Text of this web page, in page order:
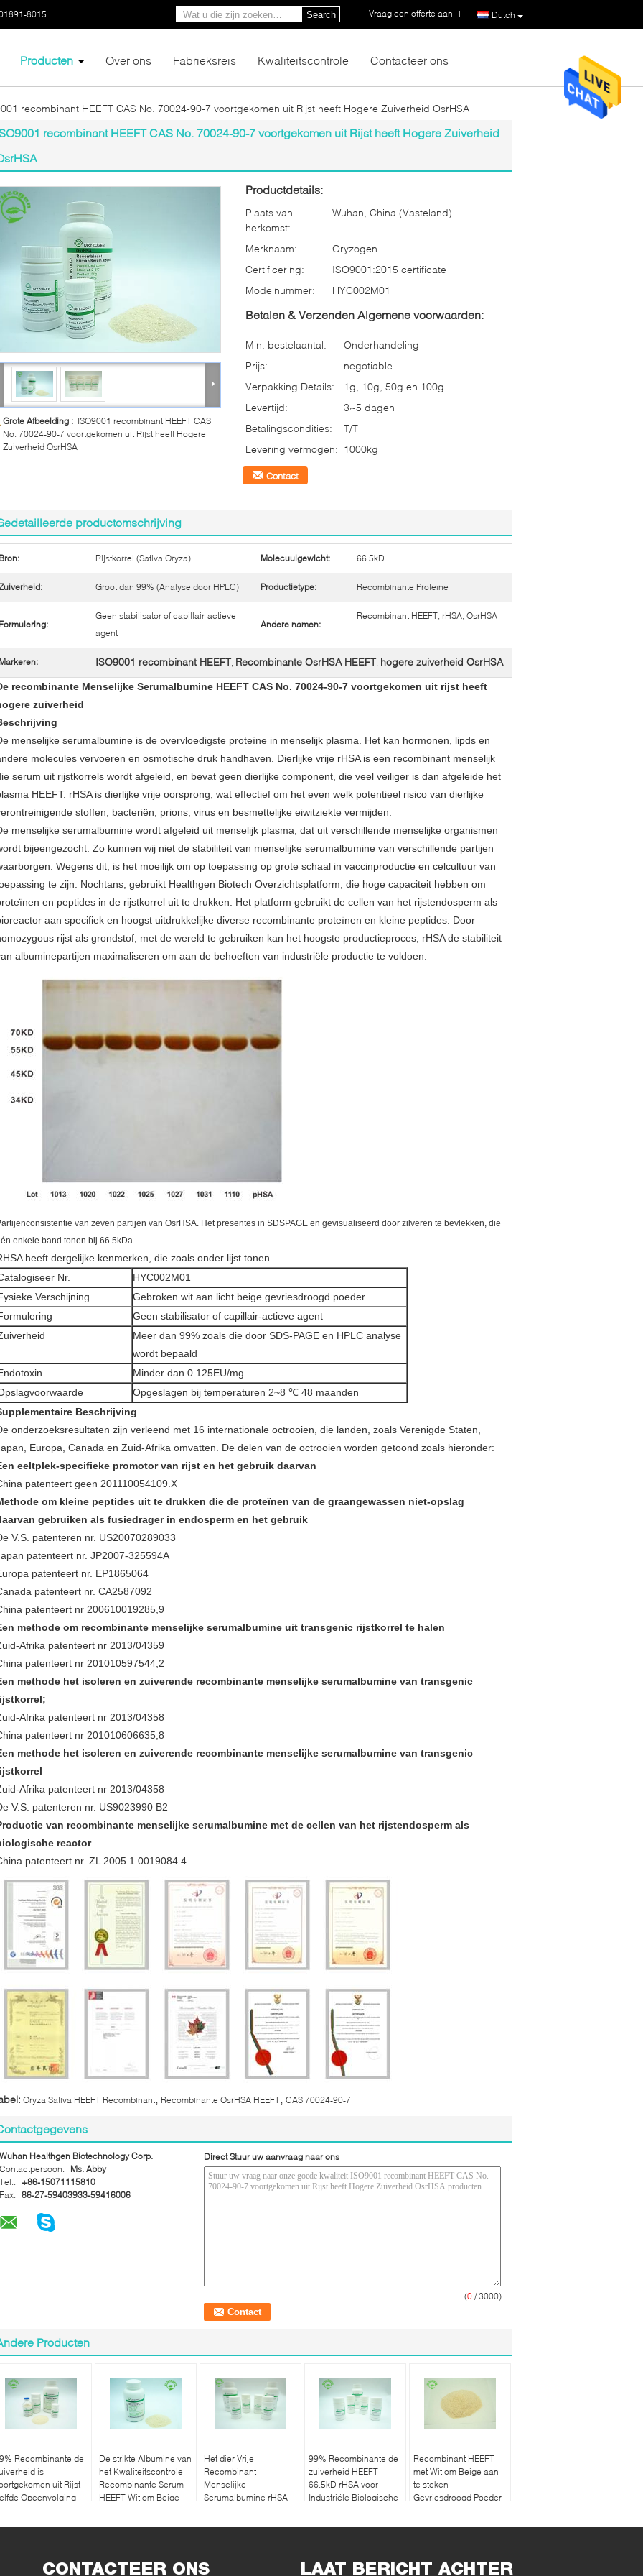
8015 Dutch
Vraag een offerte aan |
Search
Producten Over ons Fabrieksreis Kwaliteitscontrole Contacteer ons
recombinant HEEFT CAS No. 70024-90-7 voortgekomen uit Rijst heeft Hogere Zuiverheid OsrHSA
recombinant HEEFT CAS No. 70024-90-7 voortgekomen uit Rijst heeft Hogere Zuiverheid
Grote Afbeelding : ISO9001 recombinant HEEFT CAS
No. 70024-90-7 voortgekomen uit Rijst heeft Hogere
Zuiverheid OsrHSA
Productdetails:
Plaats van
herkomst:
Wuhan, China (Vasteland)
Merknaam:
Oryzogen
Certificering:
ISO9001:2015 certificate
Modelnummer:
HYC002M01
Betalen & Verzenden Algemene voorwaarden:
Min. bestelaantal:
Onderhandeling
Prijs:
negotiable
Verpakking Details:
1g, 10g, 50g en 100g
Levertijd:
3~5 dagen
Betalingscondities:
T/T
Levering vermogen: 1000kg
Contact
productomschrijving
Rijstkorrel (Sativa Oryza) Molecuulgewicht: 66.5kD
Groot dan 99% (Analyse door HPLC) Productietype: Recombinante Proteïne
Geen stabilisator of capillair-actieve
agent
Andere namen:
Recombinant HEEFT, rHSA, OsrHSA
ISO9001 recombinant HEEFT, Recombinante OsrHSA HEEFT, hogere zuiverheid OsrHSA
recombinante Menselijke Serumalbumine HEEFT CAS No. 70024-90-7 voortgekomen uit rijst heeft
zuiverheid
menselijke serumalbumine is de overvloedigste proteïne in menselijk plasma. Het kan hormonen, lipds en
molecules vervoeren en osmotische druk handhaven. Dierlijke vrije rHSA is een recombinant menselijk
serum uit rijstkorrels wordt afgeleid, en bevat geen dierlijke component, die veel veiliger is dan afgeleide het
HEEFT. rHSA is dierlijke vrije oorsprong, wat effectief om het even welk potentieel risico van dierlijke
stoffen, bacteriën, prions, virus en besmettelijke eiwitziekte vermijden.
menselijke serumalbumine wordt afgeleid uit menselijk plasma, dat uit verschillende menselijke organismen
bijeengezocht. Zo kunnen wij niet de stabiliteit van menselijke serumalbumine van verschillende partijen
Wegens dit, is het moeilijk om op toepassing op grote schaal in vaccinproductie en celcultuur van
te zijn. Nochtans, gebruikt Healthgen Biotech Overzichtsplatform, die hoge capaciteit hebben om
en peptides in de rijstkorrel uit te drukken. Het platform gebruikt de cellen van het rijstendosperm als
aan specifiek en hoogst uitdrukkelijke diverse recombinante proteïnen en kleine peptides. Door
rijst als grondstof, met de wereld te gebruiken kan het hoogste productieproces, rHSA de stabiliteit
albuminepartijen maximaliseren om aan de behoeften van industriële productie te voldoen.
van zeven partijen van OsrHSA. Het presentes in SDSPAGE en gevisualiseerd door zilveren te bevlekken, die
enkele band tonen bij 66.5kDa
heeft dergelijke kenmerken, die zoals onder lijst tonen.
Nr.
HYC002M01
Verschijning
Gebroken wit aan licht beige gevriesdroogd poeder
Geen stabilisator of capillair-actieve agent
Meer dan 99% zoals die door SDS-PAGE en HPLC analyse
wordt bepaald
Minder dan 0.125EU/mg
Opgeslagen bij temperaturen 2~8 ℃ 48 maanden
Beschrijving
onderzoeksresultaten zijn verleend met 16 internationale octrooien, die landen, zoals Verenigde Staten,
Europa, Canada en Zuid-Afrika omvatten. De delen van de octrooien worden getoond zoals hieronder:
eeltplek-specifieke promotor van rijst en het gebruik daarvan
patenteert geen 201110054109.X
om kleine peptides uit te drukken die de proteïnen van de graangewassen niet-opslag
gebruiken als fusiedrager in endosperm en het gebruik
V.S. patenteren nr. US20070289033
patenteert nr. JP2007-325594A
patenteert nr. EP1865064
patenteert nr. CA2587092
patenteert nr 200610019285,9
methode om recombinante menselijke serumalbumine uit transgenic rijstkorrel te halen
Afrika patenteert nr 2013/04359
patenteert nr 201010597544,2
methode het isoleren en zuiverende recombinante menselijke serumalbumine van transgenic
Afrika patenteert nr 2013/04358
patenteert nr 201010606635,8
methode het isoleren en zuiverende recombinante menselijke serumalbumine van transgenic
Afrika patenteert nr 2013/04358
V.S. patenteren nr. US9023990 B2
van recombinante menselijke serumalbumine met de cellen van het rijstendosperm als
reactor
patenteert nr. ZL 2005 1 0019084.4
Oryza Sativa HEEFT Recombinant Recombinante OsrHSA HEEFT CAS 70024-90-7
Wuhan Healthgen Biotechnology Corp.
Contactpersoon:
Ms. Abby
Tel.:
+86-15071115810
Fax: 86-27-59403933-59416006
Direct Stuur uw aanvraag naar ons
(0 / 3000)
Producten
Recombinante de
is
uit Rijst
Opeenvolging
De strikte Albumine van
het Kwaliteitscontrole
Recombinante Serum
HEEFT Wit om Beige
Het dier Vrije
Recombinant
Menselijke
Serumalbumine rHSA
99% Recombinante de
zuiverheid HEEFT
66.5kD rHSA voor
Industriële Biologische
Recombinant HEEFT
met Wit om Beige aan
te steken
Gevriesdroogd Poeder
CONTACTEER ONS LAAT BERICHT ACHTER